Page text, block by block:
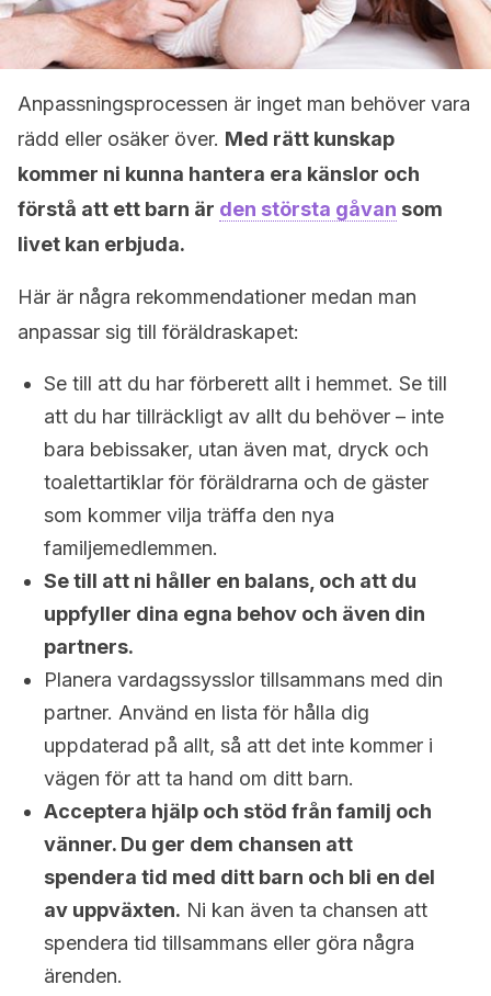
Anpassningsprocessen är inget man behöver vara
rädd eller osäker över. Med rätt kunskap
kommer ni kunna hantera era känslor och
förstå att ett barn är den största gåvan som
livet kan erbjuda.
Här är några rekommendationer medan man
anpassar sig till föräldraskapet:
Se till att du har förberett allt i hemmet. Se till
att du har tillräckligt av allt du behöver – inte
bara bebissaker, utan även mat, dryck och
toalettartiklar för föräldrarna och de gäster
som kommer vilja träffa den nya
familjemedlemmen.
Se till att ni håller en balans, och att du
uppfyller dina egna behov och även din
partners.
Planera vardagssysslor tillsammans med din
partner. Använd en lista för hålla dig
uppdaterad på allt, så att det inte kommer i
vägen för att ta hand om ditt barn.
Acceptera hjälp och stöd från familj och
vänner. Du ger dem chansen att
spendera tid med ditt barn och bli en del
av uppväxten. Ni kan även ta chansen att
spendera tid tillsammans eller göra några
ärenden.